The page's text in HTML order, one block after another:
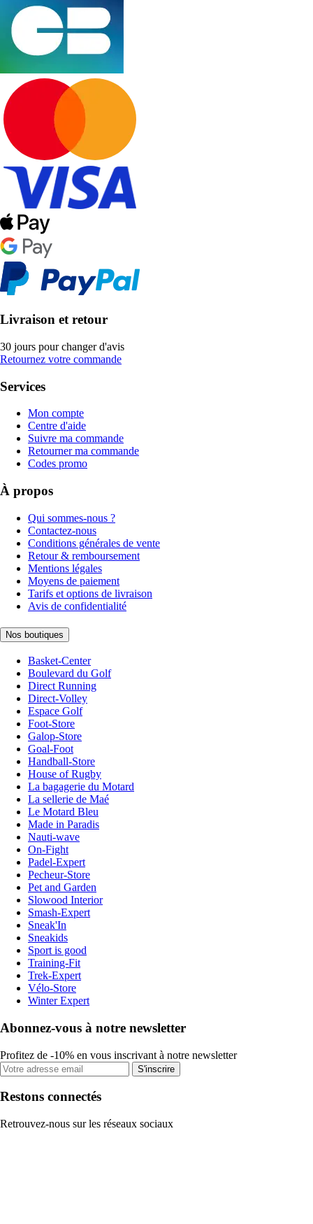
Livraison et retour
30 jours pour changer d'avis
Retournez votre commande
Services
Mon compte
Centre d'aide
Suivre ma commande
Retourner ma commande
Codes promo
À propos
Qui sommes-nous ?
Contactez-nous
Conditions générales de vente
Retour & remboursement
Mentions légales
Moyens de paiement
Tarifs et options de livraison
Avis de confidentialité
Nos boutiques
Basket-Center
Boulevard du Golf
Direct Running
Direct-Volley
Espace Golf
Foot-Store
Galop-Store
Goal-Foot
Handball-Store
House of Rugby
La bagagerie du Motard
La sellerie de Maé
Le Motard Bleu
Made in Paradis
Nauti-wave
On-Fight
Padel-Expert
Pecheur-Store
Pet and Garden
Slowood Interior
Smash-Expert
Sneak'In
Sneakids
Sport is good
Training-Fit
Trek-Expert
Vélo-Store
Winter Expert
Abonnez-vous à notre newsletter
Profitez de -10% en vous inscrivant à notre newsletter
S'inscrire
Restons connectés
Retrouvez-nous sur les réseaux sociaux